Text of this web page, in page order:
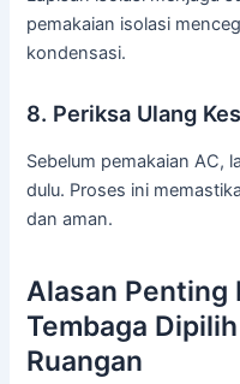
pemakaian isolasi
kondensasi.
8. Periksa Ulang
Sebelum pemakaian AC,
dulu. Proses ini
dan aman.
Alasan Penting
Tembaga
Ruangan